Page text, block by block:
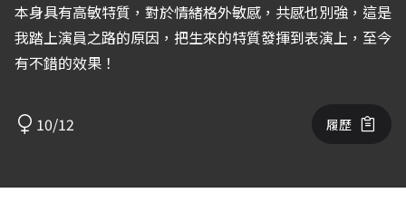
本身具有高敏特質，對於情緒格外敏感，共感也別強，這是
我踏上演員之路的原因，把生來的特質發揮到表演上，至今
有不錯的效果！
10/12 履歷